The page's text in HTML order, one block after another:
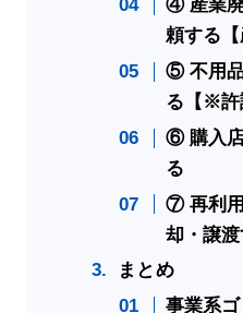
④ 産業
頼する【
⑤ 不用
る【※許
⑥ 購入
る
⑦ 再利
却・譲渡
まとめ
事業系